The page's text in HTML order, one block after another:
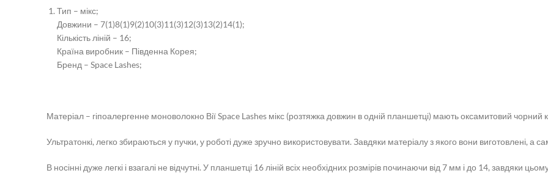
Тип – мікс;
Довжини – 7(1)8(1)9(2)10(3)11(3)12(3)13(2)14(1);
Кількість ліній – 16;
Країна виробник – Південна Корея;
Бренд – Space Lashes;
Матеріал – гіпоалергенне моноволокно Вії Space Lashes мікс (розтяжка довжин в одній планшетці) мають оксамитовий чорний
Ультратонкі, легко збираються у пучки, у роботі дуже зручно використовувати. Завдяки матеріалу з якого вони виготовлені, а
В носінні дуже легкі і взагалі не відчутні. У планшетці 16 ліній всіх необхідних розмірів починаючи від 7 мм і до 14, завдяки